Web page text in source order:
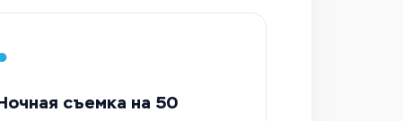
съемка на 50